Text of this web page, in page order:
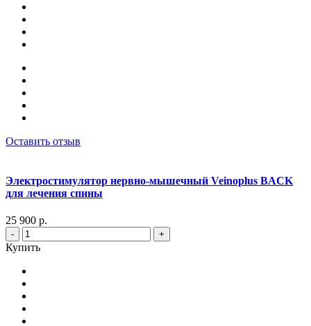
Оставить отзыв
Электростимулятор нервно-мышечный Veinoplus BACK
для лечения спины
25 900 р.
- +
Купить